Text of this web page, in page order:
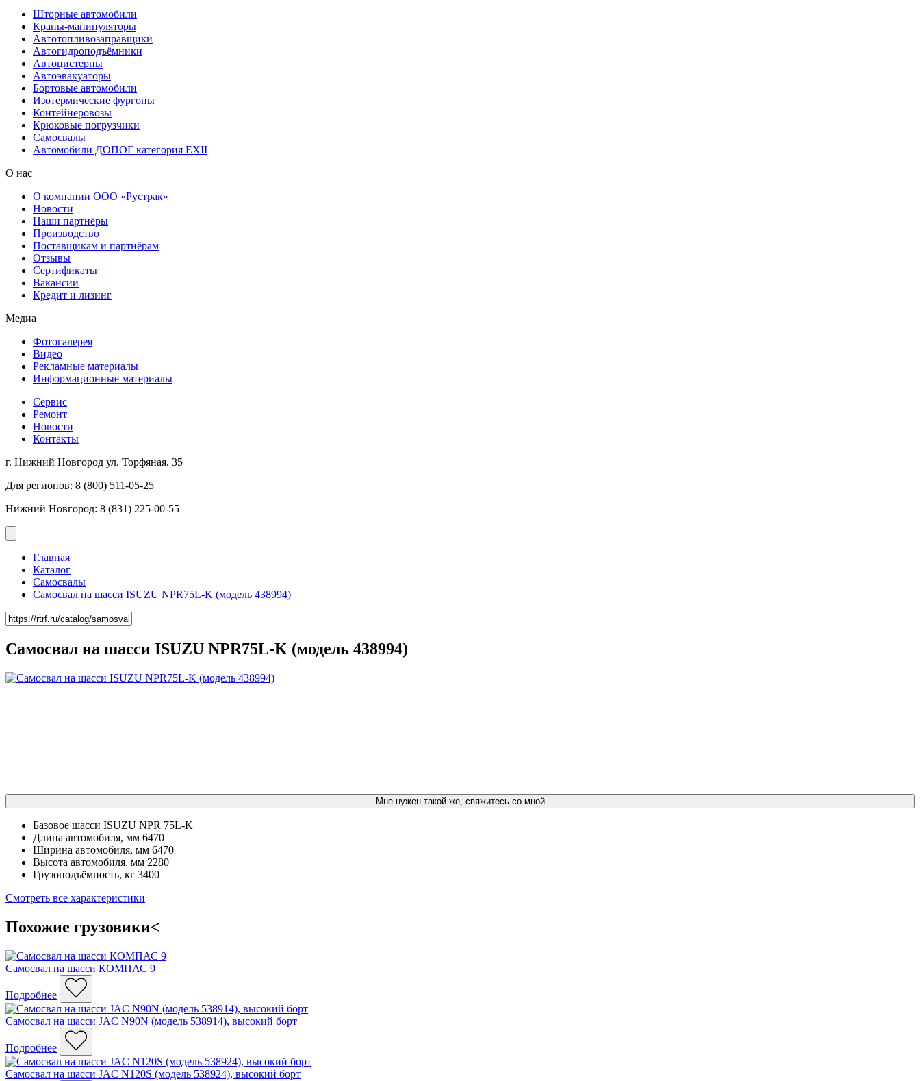
Шторные автомобили
Краны-манипуляторы
Автотопливозаправщики
Автогидроподъёмники
Автоцистерны
Автоэвакуаторы
Бортовые автомобили
Изотермические фургоны
Контейнеровозы
Крюковые погрузчики
Самосвалы
Автомобили ДОПОГ категория EXII
О нас
О компании ООО «Рустрак»
Новости
Наши партнёры
Производство
Поставщикам и партнёрам
Отзывы
Сертификаты
Вакансии
Кредит и лизинг
Медиа
Фотогалерея
Видео
Рекламные материалы
Информационные материалы
Сервис
Ремонт
Новости
Контакты
г. Нижний Новгород ул. Торфяная, 35
Для регионов: 8 (800) 511-05-25
Нижний Новгород: 8 (831) 225-00-55
Главная
Каталог
Самосвалы
Самосвал на шасси ISUZU NPR75L-K (модель 438994)
Самосвал на шасси ISUZU NPR75L-K (модель 438994)
Мне нужен такой же, свяжитесь со мной
Базовое шасси ISUZU NPR 75L-K
Длина автомобиля, мм 6470
Ширина автомобиля, мм 6470
Высота автомобиля, мм 2280
Грузоподъёмность, кг 3400
Смотреть все характеристики
Похожие грузовики<
Самосвал на шасси КОМПАС 9
Подробнее
Самосвал на шасси JAC N90N (модель 538914), высокий борт
Подробнее
Самосвал на шасси JAC N120S (модель 538924), высокий борт